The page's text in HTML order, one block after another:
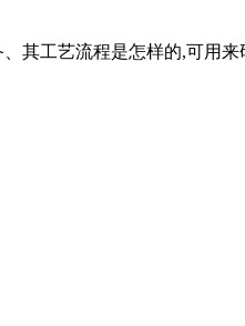
其工艺流程是怎样的,可用